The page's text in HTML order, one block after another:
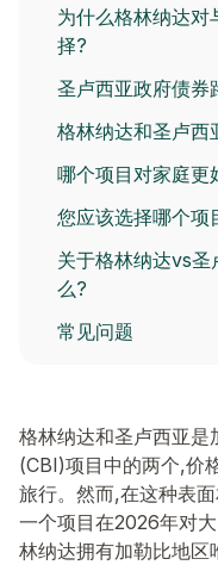
为什么格林纳达对
择?
圣卢西亚政府债券
格林纳达和圣卢西
哪个项目对家庭更
您应该选择哪个
关于格林纳达vs
么?
常见问题
格林纳达和圣卢西亚是
(CBI)项目中的两个,价
旅行。然而,在这种表
一个项目在2026年对
林纳达拥有加勒比地